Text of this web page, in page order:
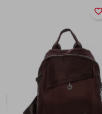
favorite_border